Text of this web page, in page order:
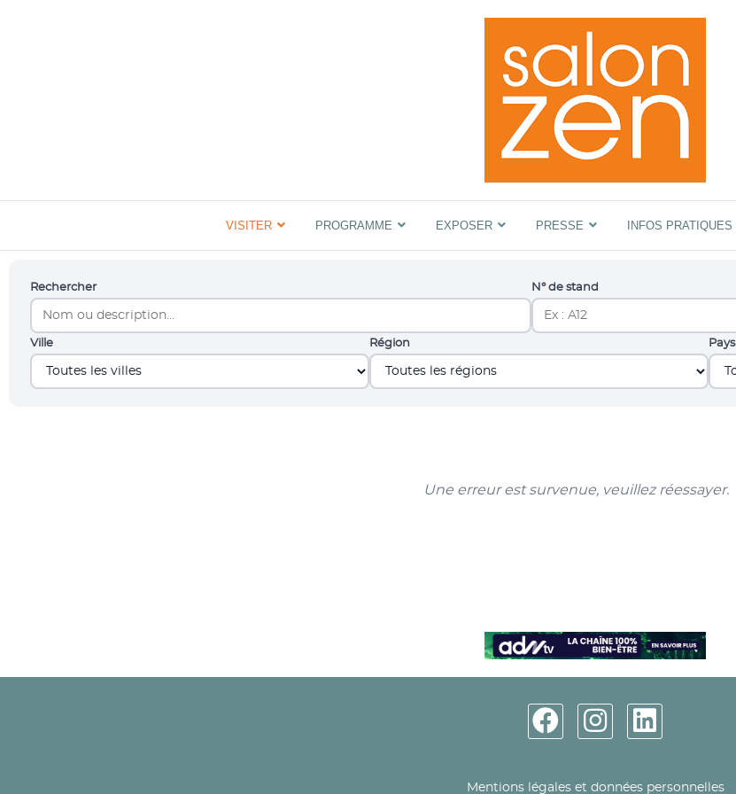
Salon ZEN Paris
VISITER PROGRAMME EXPOSER PRESSE INFOS PRATIQUES
Rechercher N° de stand
Ville Région Pays
Une erreur est survenue, veuillez réessayer.
Mentions légales et données personnelles